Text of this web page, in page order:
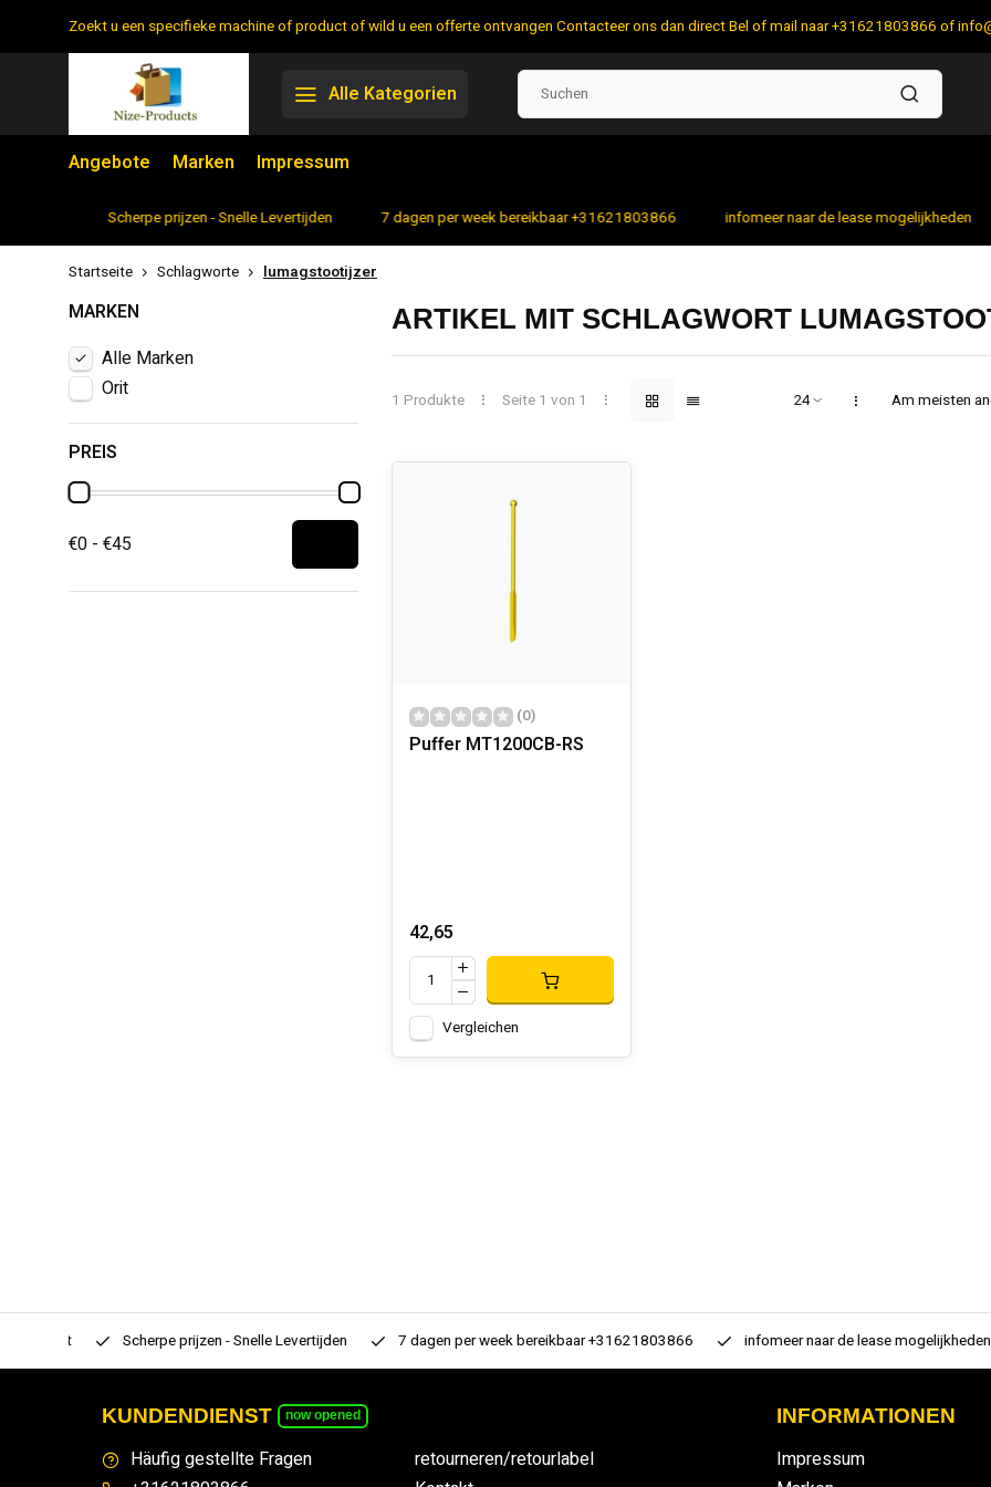
Zoekt u een specifieke machine of product of wild u een offerte ontvangen Contacteer ons dan direct Bel of mail naar +31621803866 of
Alle Kategorien
Angebote Marken Impressum
Scherpe prijzen - Snelle Levertijden 7 dagen per week bereikbaar +31621803866 infomeer naar de lease mogelijkheden
Startseite Schlagworte lumagstootijzer
MARKEN
Alle Marken
Orit
PREIS
€0 - €45
ARTIKEL MIT SCHLAGWORT
1 Produkte Seite 1 von 1 Am meisten
(0)
Puffer MT1200CB-RS
42,65
Vergleichen
Scherpe prijzen - Snelle Levertijden 7 dagen per week bereikbaar +31621803866 infomeer naar de lease mogelijkheden
KUNDENDIENST now opened
Häufig gestellte Fragen
retourneren/retourlabel
INFORMATIONEN
Impressum